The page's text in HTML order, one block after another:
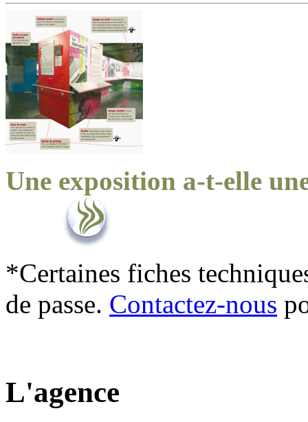
Une exposition a-t-elle
*Certaines fiches
de passe. Contactez-nous
L'agence